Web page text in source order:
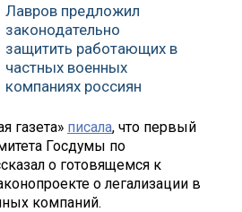
Лавров предложил
законодательно
защитить работающих в
частных военных
компаниях россиян
газета» писала, что первый
Госдумы по
о готовящемся к
о легализации в
компаний.